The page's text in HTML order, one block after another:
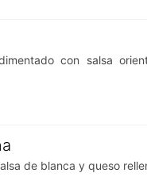
con salsa
de blanca y queso